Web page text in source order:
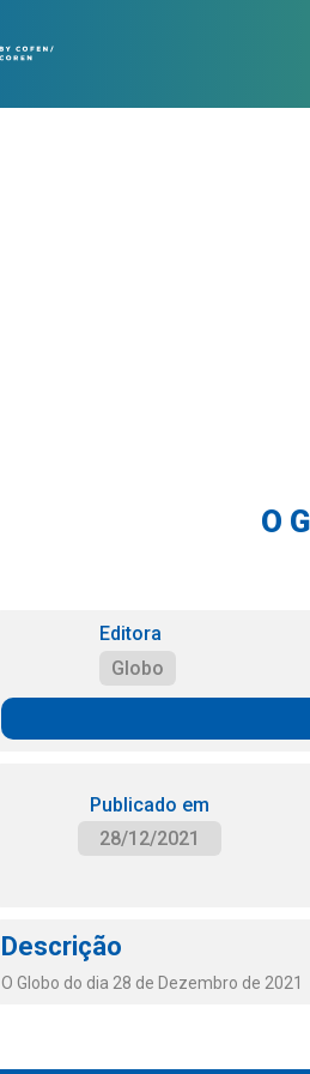
O
Editora
Globo
Publicado em
28/12/2021
Descrição
O Globo do dia 28 de Dezembro de 2021